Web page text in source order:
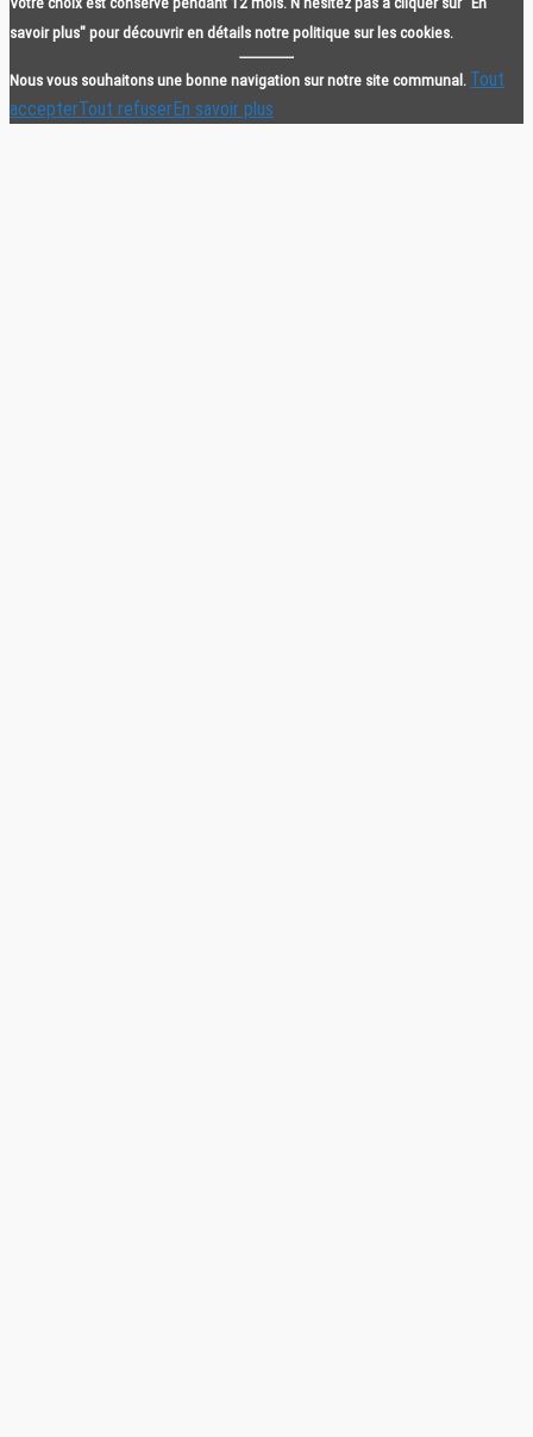
savoir plus" pour découvrir en détails notre politique sur les cookies.
Nous vous souhaitons une bonne navigation sur notre site communal. Tout
accepterTout refuserEn savoir plus